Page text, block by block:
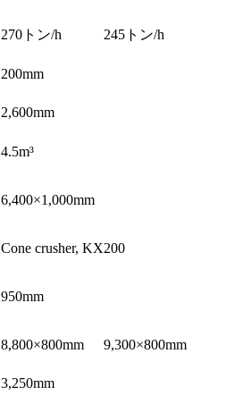
270トン/h
245トン/h
200mm
2,600mm
4.5m³
6,400×1,000mm
Cone crusher, KX200
950mm
8,800×800mm 9,300×800mm
3,250mm